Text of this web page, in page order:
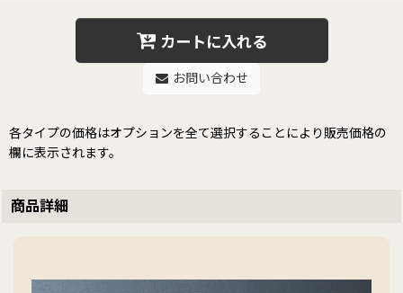
カートに入れる
お問い合わせ
各タイプの価格はオプションを全て選択することにより販売価格の
欄に表示されます。
商品詳細